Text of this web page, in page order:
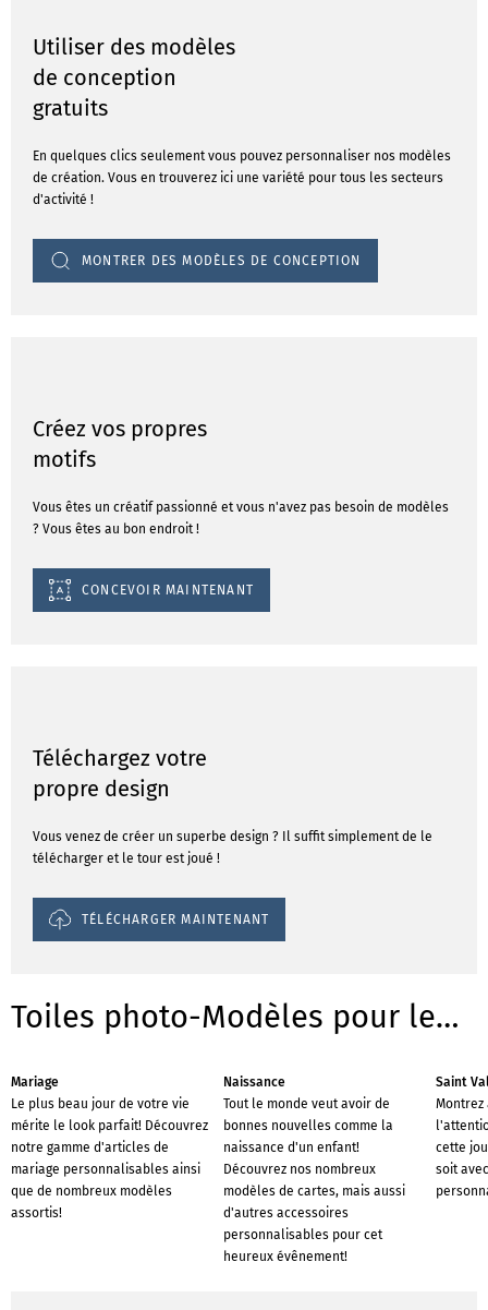
Utiliser des modèles
de conception
gratuits
En quelques clics seulement vous pouvez personnaliser nos modèles
de création. Vous en trouverez ici une variété pour tous les secteurs
d'activité !
MONTRER DES MODÈLES DE CONCEPTION
Créez vos propres
motifs
Vous êtes un créatif passionné et vous n'avez pas besoin de modèles
? Vous êtes au bon endroit !
CONCEVOIR MAINTENANT
Téléchargez votre
propre design
Vous venez de créer un superbe design ? Il suffit simplement de le
télécharger et le tour est joué !
TÉLÉCHARGER MAINTENANT
Toiles photo-Modèles pour les occasions
Mariage
Le plus beau jour de votre vie
mérite le look parfait! Découvrez
notre gamme d'articles de
mariage personnalisables ainsi
que de nombreux modèles
assortis!
Naissance
Tout le monde veut avoir de
bonnes nouvelles comme la
naissance d'un enfant!
Découvrez nos nombreux
modèles de cartes, mais aussi
d'autres accessoires
personnalisables pour cet
heureux évênement!
Saint
Montrez
cette
soit